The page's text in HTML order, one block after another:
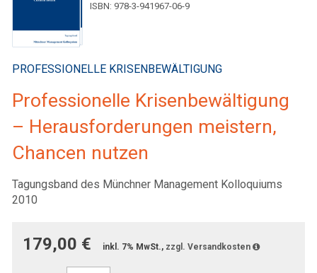
ISBN: 978-3-941967-06-9
PROFESSIONELLE KRISENBEWÄLTIGUNG
Professionelle Krisenbewältigung
– Herausforderungen meistern,
Chancen nutzen
Tagungsband des Münchner Management Kolloquiums
2010
179,00 € inkl. 7% MwSt., zzgl. Versandkosten